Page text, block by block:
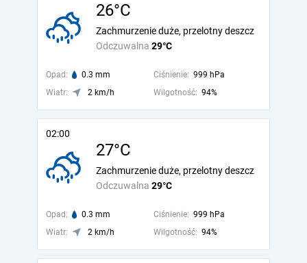
26°C
Odczuwalna 29°C
Zachmurzenie duże, przelotny deszcz
Opad: 0.3 mm Ciśnienie: 999 hPa
Wiatr:
2 km/h Wilgotność: 94%
02:00
27°C
Odczuwalna 29°C
Zachmurzenie duże, przelotny deszcz
Opad: 0.3 mm Ciśnienie: 999 hPa
Wiatr:
2 km/h Wilgotność: 94%